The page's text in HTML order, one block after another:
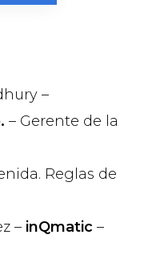
–
– Gerente de la
Reglas de
– inQmatic –